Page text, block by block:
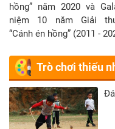
hồng” năm 2020 và
niệm 10 năm Giải
“Cánh én hồng” (2011 -
Trò chơi thiếu